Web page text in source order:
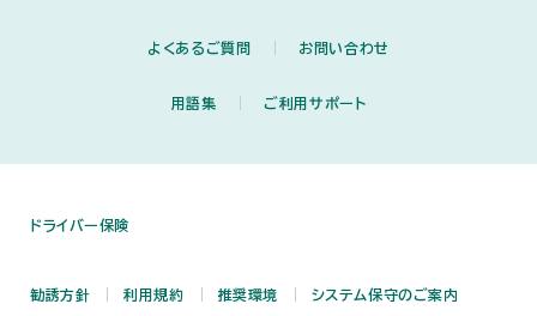
よくあるご質問 お問い合わせ
用語集 ご利用サポート
ドライバー保険
勧誘方針 利用規約 推奨環境 システム保守のご案内